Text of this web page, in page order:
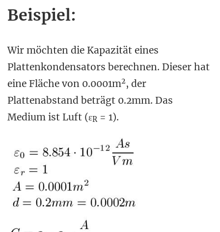
Beispiel:
Wir möchten die Kapazität eines
Plattenkondensators berechnen. Dieser hat
eine Fläche von 0.0001m2, der
Plattenabstand beträgt 0.2mm. Das
Medium ist Luft (εR = 1).